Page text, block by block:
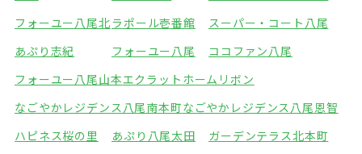
フォーユー八尾北ラポール壱番館
スーパー・コート八尾
あぷり志紀
フォーユー八尾
ココファン八尾
フォーユー八尾山本エクラットホームリボン
なごやかレジデンス八尾南本町なごやかレジデンス八尾恩智
ハピネス桜の里
あぷり八尾太田
ガーデンテラス北本町